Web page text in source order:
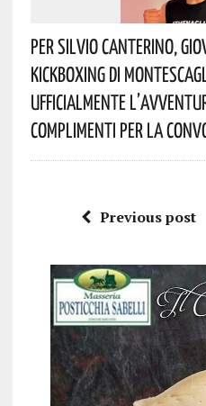
Per Silvio Canterino,
Kickboxing Di
Ufficialmente
Complimenti Per La
Previous post